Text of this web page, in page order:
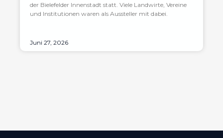
der Bielefelder Innenstadt statt. Viele Landwirte, Vereine
und Institutionen waren als Aussteller mit dabei.
Juni 27, 2026